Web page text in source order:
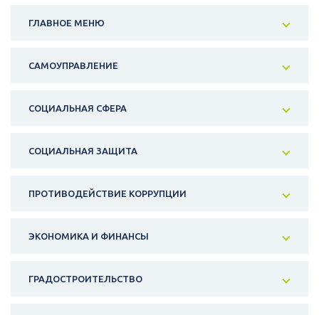
ГЛАВНОЕ МЕНЮ
САМОУПРАВЛЕНИЕ
СОЦИАЛЬНАЯ СФЕРА
СОЦИАЛЬНАЯ ЗАЩИТА
ПРОТИВОДЕЙСТВИЕ КОРРУПЦИИ
ЭКОНОМИКА И ФИНАНСЫ
ГРАДОСТРОИТЕЛЬСТВО